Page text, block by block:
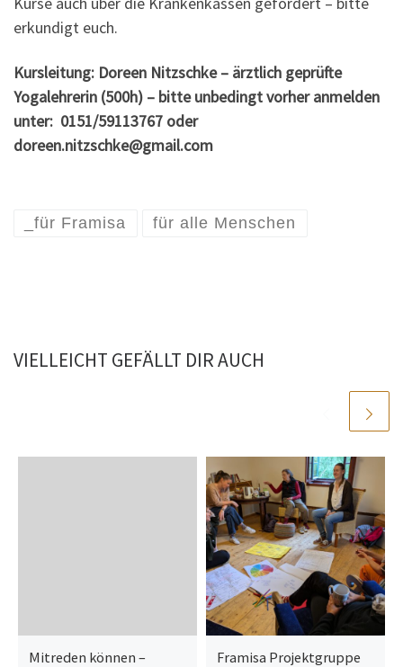
erkundigt euch.
Kursleitung: Doreen Nitzschke – ärztlich geprüfte
Yogalehrerin (500h) – bitte unbedingt vorher anmelden
unter: 0151/59113767 oder
doreen.nitzschke@gmail.com
_für Framisa für alle Menschen
VIELLEICHT GEFÄLLT DIR AUCH
Mitreden können –
Framisa Projektgruppe